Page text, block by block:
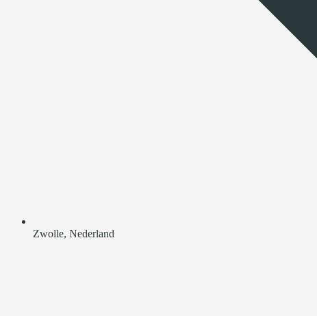
Zwolle, Nederland